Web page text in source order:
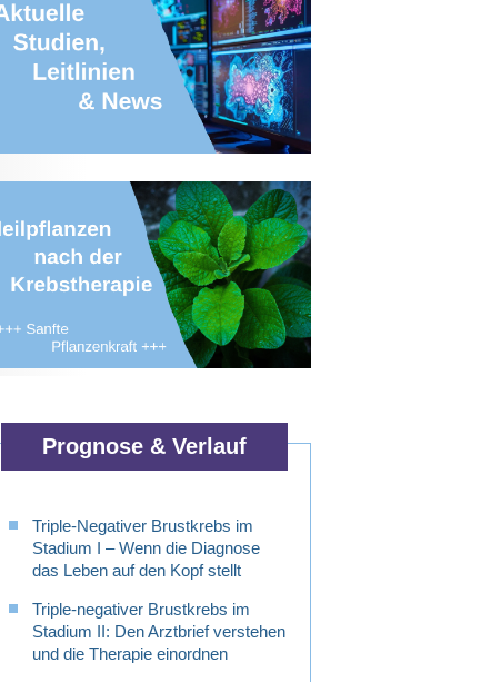
Prognose & Verlauf
Triple-Negativer Brustkrebs im
Stadium I – Wenn die Diagnose
das Leben auf den Kopf stellt
Triple-negativer Brustkrebs im
Stadium II: Den Arztbrief verstehen
und die Therapie einordnen